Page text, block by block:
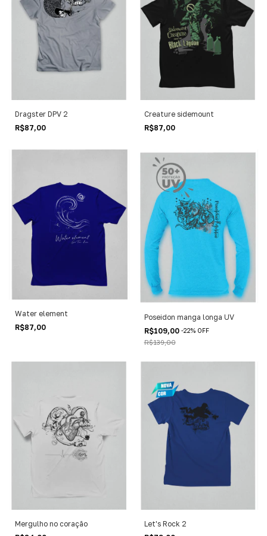
Dragster DPV 2
R$87,00
Creature sidemount
R$87,00
Water element
R$87,00
Poseidon manga longa UV
R$109,00 -22% OFF
R$139,00
Mergulho no coração
Let's Rock 2